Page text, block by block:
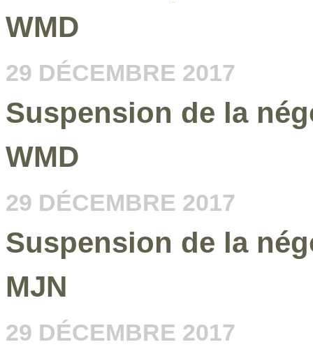
WMD
29 DÉCEMBRE 2017
Suspension de la
WMD
29 DÉCEMBRE 2017
Suspension de la
MJN
29 DÉCEMBRE 2017